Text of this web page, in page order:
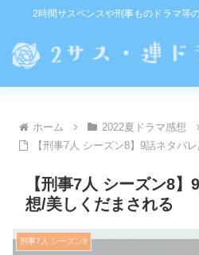
2時間サスペンスや刑事ものドラマ等
ホーム 2022夏ドラマ感想
【刑事7人 シーズン8】9話ネタバ
【刑事7人 シーズン8
想/美しくだまされる
刑事7人 シーズン8